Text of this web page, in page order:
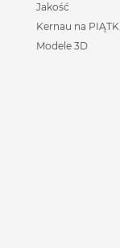
Jakość
Kernau na
Modele 3D